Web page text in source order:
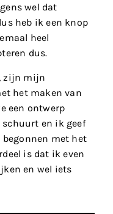
wel dat
heb ik een knop
heel
dus.
zijn mijn
het maken van
een ontwerp
en ik geef
met het
is dat ik even
en wel iets